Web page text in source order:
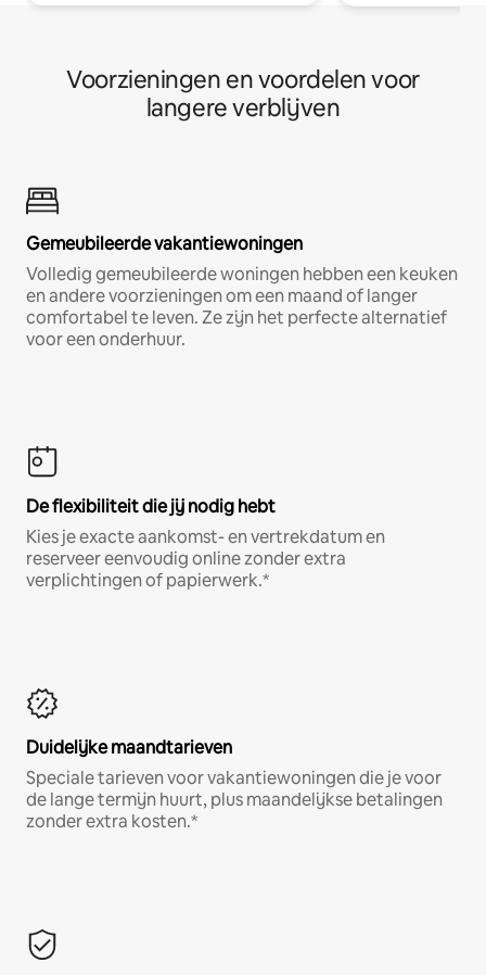
Voorzieningen en voordelen voor
langere verblijven
Gemeubileerde vakantiewoningen
Volledig gemeubileerde woningen hebben een keuken
en andere voorzieningen om een maand of langer
comfortabel te leven. Ze zijn het perfecte alternatief
voor een onderhuur.
De flexibiliteit die jij nodig hebt
Kies je exacte aankomst- en vertrekdatum en
reserveer eenvoudig online zonder extra
verplichtingen of papierwerk.*
Duidelijke maandtarieven
Speciale tarieven voor vakantiewoningen die je voor
de lange termijn huurt, plus maandelijkse betalingen
zonder extra kosten.*